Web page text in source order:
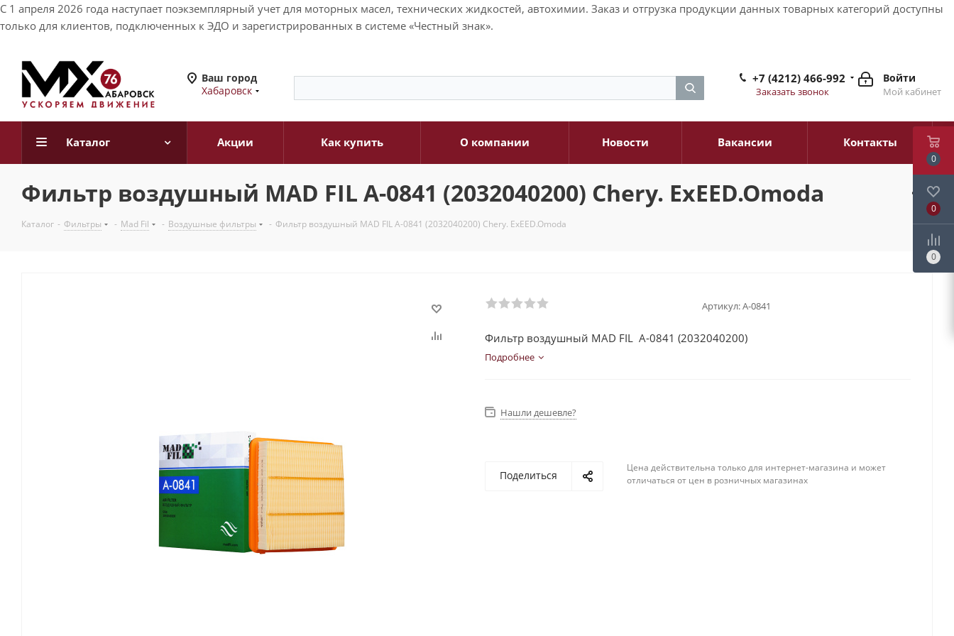
С 1 апреля 2026 года наступает поэкземплярный учет для моторных масел, технических жидкостей, автохимии. Заказ и отгрузка продукции данных товарных категорий доступны
только для клиентов, подключенных к ЭДО и зарегистрированных в системе «Честный знак».
Ваш город
Хабаровск
Войти
Мой кабинет
+7 (4212) 466-992
Заказать звонок
Каталог Акции Как купить О компании Новости Вакансии Контакты
Фильтр воздушный MAD FIL A-0841 (2032040200) Chery. ExEED.Omoda
Каталог - Фильтры - Mad Fil - Воздушные фильтры - Фильтр воздушный MAD FIL A-0841 (2032040200) Chery. ExEED.Omoda
Артикул:A-0841
Фильтр воздушный MAD FIL A-0841 (2032040200)
Подробнее
Нашли дешевле?
Поделиться
Цена действительна только для интернет-магазина и может
отличаться от цен в розничных магазинах
0
0
0